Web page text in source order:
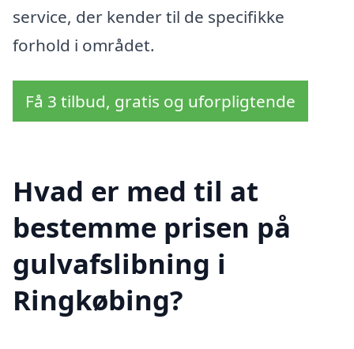
service, der kender til de specifikke
forhold i området.
Få 3 tilbud, gratis og uforpligtende
Hvad er med til at
bestemme prisen på
gulvafslibning i
Ringkøbing?